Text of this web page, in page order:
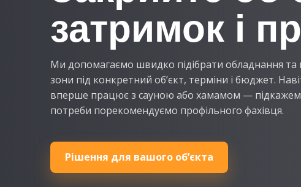
затримок і
Ми допомагаємо швидко підібрати обладнання та
зони під конкретний об’єкт, терміни і бюджет.
вперше працює з сауною або хамамом —
потреби порекомендуємо профільного фахівця.
Рішення для вашого об’єкта